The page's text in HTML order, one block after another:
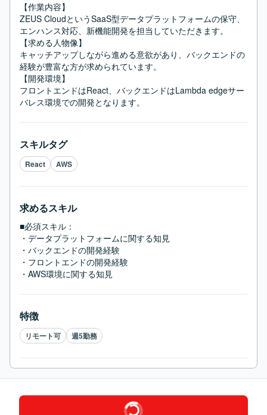
【作業内容】
ZEUS CloudというSaaS型データプラットフォームの保守、
エンハンス対応、新機能開発を担当していただきます。
【求める人物像】
キャッチアップしながら進める意欲があり、バックエンドの
経験が豊富な方が求められています。
【開発環境】
フロントエンドはReact、バックエンドはLambda edgeサー
バレス環境での開発となります。
スキルタグ
React AWS
求めるスキル
■必須スキル：
・データプラットフォームに関する知見
・バックエンドの開発経験
・フロントエンドの開発経験
・AWS環境に関する知見
特徴
リモート可 週5勤務